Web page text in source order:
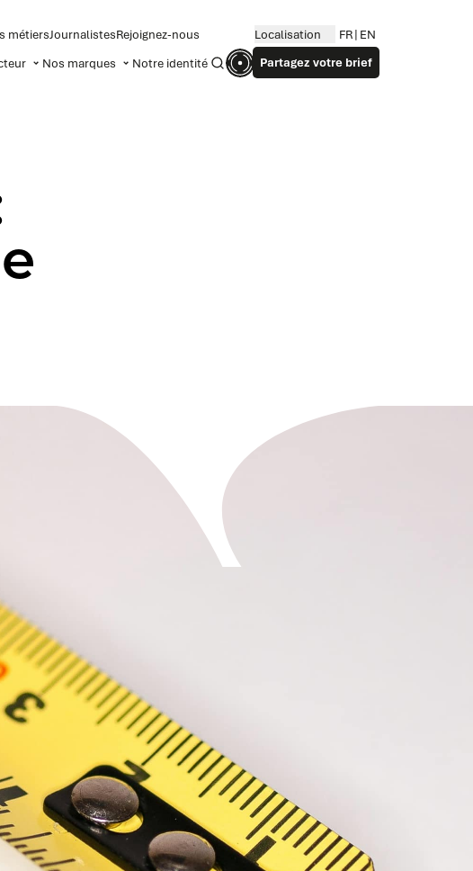
Nos marques Notre identité RecherchePartagez votre brief
métiersJournalistesRejoignez-nous Localisation FR EN